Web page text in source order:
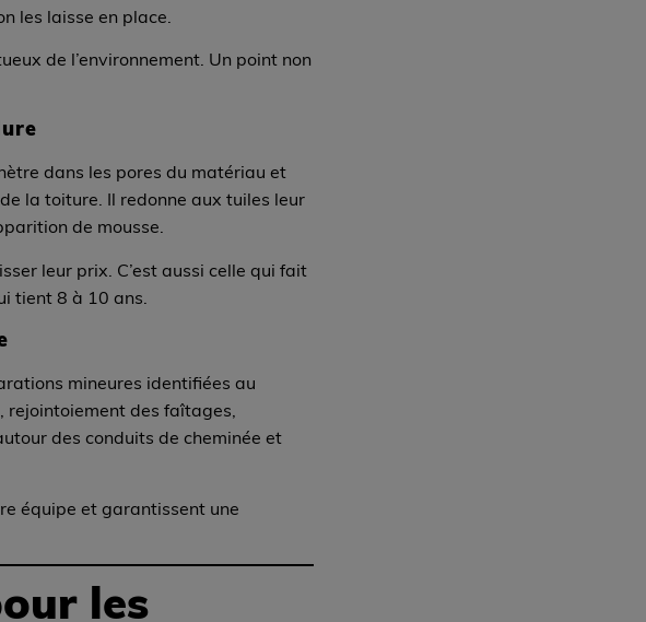
les laisse en place.
de l’environnement. Un point non
dans les pores du matériau et
la toiture. Il redonne aux tuiles leur
de mousse.
leur prix. C’est aussi celle qui fait
tient 8 à 10 ans.
mineures identifiées au
rejointoiement des faîtages,
des conduits de cheminée et
équipe et garantissent une
les